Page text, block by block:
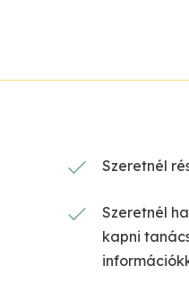
Szeretnél
Szeretnél
kapni